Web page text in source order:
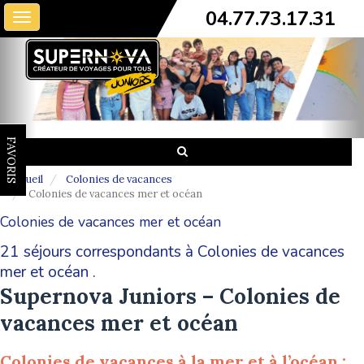
Toggle
navigation
04.77.73.17.31
FAVORIS
Accueil
Colonies de vacances
Colonies de vacances mer et océan
Colonies de vacances mer et océan
21 séjours correspondants à Colonies de vacances
mer et océan .
Supernova Juniors – Colonies de
vacances mer et océan